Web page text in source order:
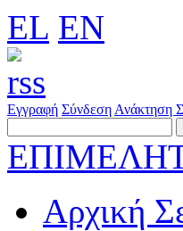
EL EN
Εγγραφή Σύνδεση Ανάκτηση
Αρχική